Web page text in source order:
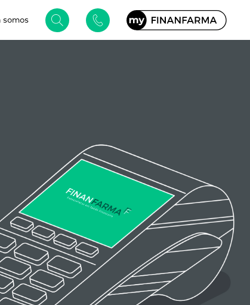
somos